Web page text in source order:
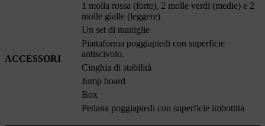
ACCESSORI
1 molla rossa (forte), 2 molle verdi (medie) e 2
molle gialle (leggere)
Un set di maniglie
Piattaforma poggiapiedi con superficie
antiscivolo.
Cinghia di stabilità
Jump board
Box
Pedana poggiapiedi con superficie imbottita